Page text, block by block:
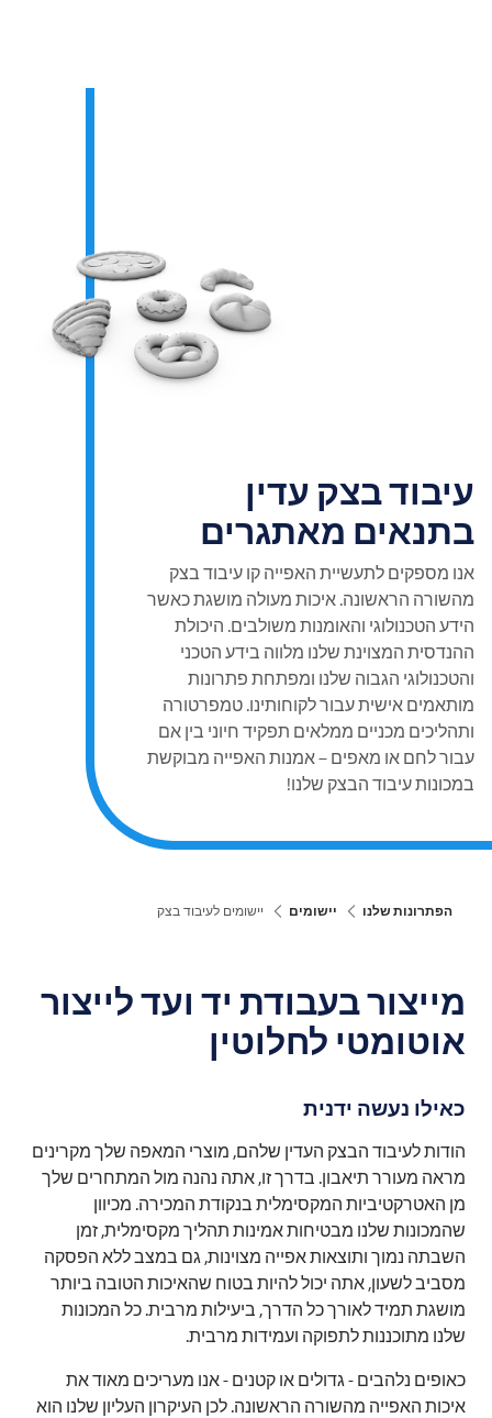
עיבוד בצק עדין
בתנאים מאתגרים
אנו מספקים לתעשיית האפייה קו עיבוד בצק
מהשורה הראשונה. איכות מעולה מושגת כאשר
הידע הטכנולוגי והאומנות משולבים. היכולת
ההנדסית המצוינת שלנו מלווה בידע הטכני
והטכנולוגי הגבוה שלנו ומפתחת פתרונות
מותאמים אישית עבור לקוחותינו. טמפרטורה
ותהליכים מכניים ממלאים תפקיד חיוני בין אם
עבור לחם או מאפים – אמנות האפייה מבוקשת
במכונות עיבוד הבצק שלנו!
הפתרונות שלנו יישומים יישומים לעיבוד בצק
מייצור בעבודת יד ועד לייצור
אוטומטי לחלוטין
כאילו נעשה ידנית
הודות לעיבוד הבצק העדין שלהם, מוצרי המאפה שלך מקרינים
מראה מעורר תיאבון. בדרך זו, אתה נהנה מול המתחרים שלך
מן האטרקטיביות המקסימלית בנקודת המכירה. מכיוון
שהמכונות שלנו מבטיחות אמינות תהליך מקסימלית, זמן
השבתה נמוך ותוצאות אפייה מצוינות, גם במצב ללא הפסקה
מסביב לשעון, אתה יכול להיות בטוח שהאיכות הטובה ביותר
מושגת תמיד לאורך כל הדרך, ביעילות מרבית. כל המכונות
שלנו מתוכננות לתפוקה ועמידות מרבית.
כאופים נלהבים - גדולים או קטנים - אנו מעריכים מאוד את
איכות האפייה מהשורה הראשונה. לכן העיקרון העליון שלנו הוא